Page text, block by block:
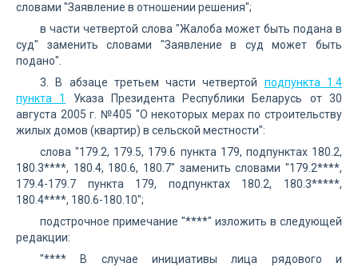
словами "Заявление в отношении решения";
в части четвертой слова "Жалоба может быть подана в
суд" заменить словами "Заявление в суд может быть
подано".
3. В абзаце третьем части четвертой подпункта 1.4
пункта 1
Указа Президента Республики Беларусь от 30
августа 2005 г. №405 "О некоторых мерах по строительству
жилых домов (квартир) в сельской местности":
слова "179.2, 179.5, 179.6 пункта 179, подпунктах 180.2,
180.3****, 180.4, 180.6, 180.7" заменить словами "179.2****,
179.4-179.7 пункта 179, подпунктах 180.2, 180.3*****,
180.4****, 180.6-180.10";
подстрочное примечание "****" изложить в следующей
редакции:
"**** В случае инициативы лица рядового и